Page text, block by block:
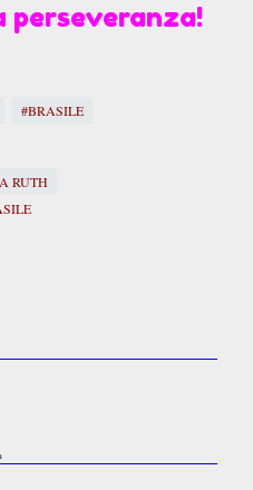
perseveranza!
#BRASILE
RUTH